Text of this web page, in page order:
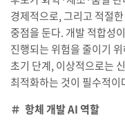
경제적으로, 그리고 적절
중점을 둔다. 개발 적합성
진행되는 위험을 줄이기
초기 단계, 이상적으로는
최적화하는 것이 필수적이
＃ 항체 개발 AI 역할